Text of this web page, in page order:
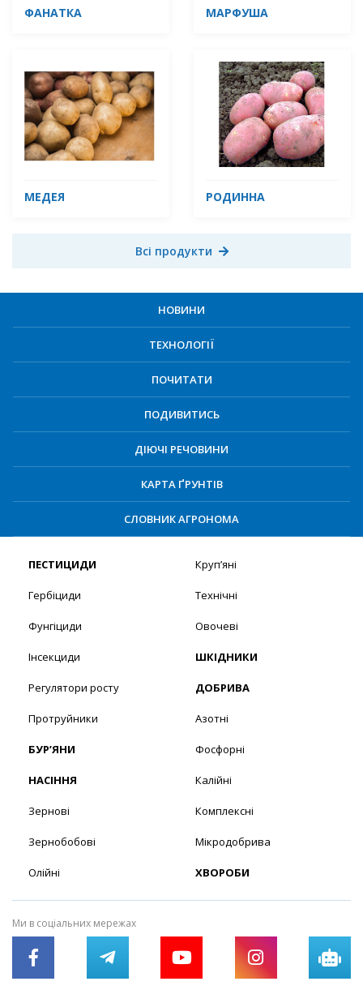
ФАНАТКА МАРФУША
МЕДЕЯ РОДИННА
Всі продукти
НОВИНИ
ТЕХНОЛОГІЇ
ПОЧИТАТИ
ПОДИВИТИСЬ
ДІЮЧІ РЕЧОВИНИ
КАРТА ҐРУНТІВ
СЛОВНИК АГРОНОМА
ПЕСТИЦИДИ
Гербіциди
Фунгіциди
Інсекциди
Регулятори росту
Протруйники
БУР’ЯНИ
НАСІННЯ
Зернові
Зернобобові
Олійні
Круп’яні
Технічні
Овочеві
ШКІДНИКИ
ДОБРИВА
Азотні
Фосфорні
Калійні
Комплексні
Мікродобрива
ХВОРОБИ
Ми в соціальних мережах